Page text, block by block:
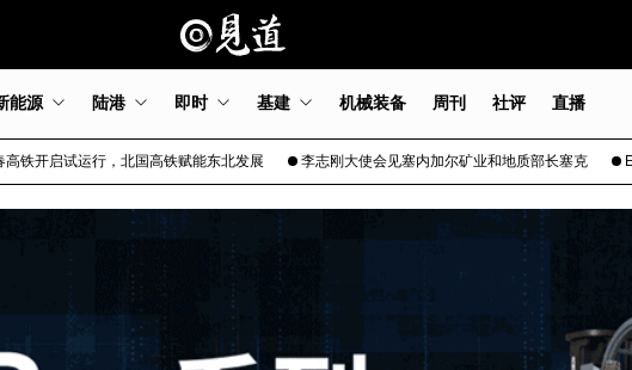
能源 陆港 即时 基建 机械装备 周刊 社评 直播
高铁赋能东北发展 李志刚大使会见塞内加尔矿业和地质部长塞克 EH216‑S在哈萨克斯